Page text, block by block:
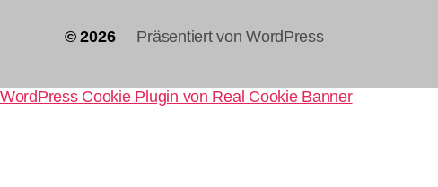
© 2026 Präsentiert von WordPress
WordPress Cookie Plugin von Real Cookie Banner